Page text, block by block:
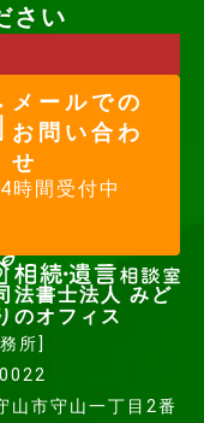
さい
メールでの
お問い合わ
せ
時間受付中
法書士法人 みど
のオフィス
所]
山市守山一丁目2番